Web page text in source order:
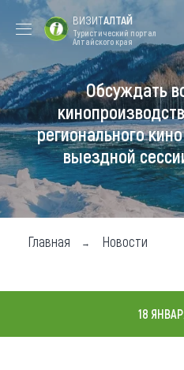
Форум VISIT
ALTAI
Цветение
маральника
Туры
Где побывать
Чем заняться
Где остановиться
ВИЗИТАЛТАЙ
Туристический портал
Алтайского края
Обсуждать
регионального
выездной
Главная Новости
18